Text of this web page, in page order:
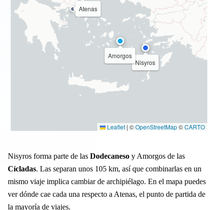
Nisyros
Amorgos
Atenas
Leaflet | ©OpenStreetMap©CARTO
Nisyros forma parte de las Dodecaneso y Amorgos de las
Cícladas. Las separan unos 105 km, así que combinarlas en un
mismo viaje implica cambiar de archipiélago. En el mapa puedes
ver dónde cae cada una respecto a Atenas, el punto de partida de
la mayoría de viajes.